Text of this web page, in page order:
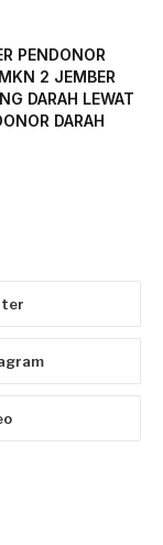
PENDONOR
2 JEMBER
DARAH LEWAT
DARAH